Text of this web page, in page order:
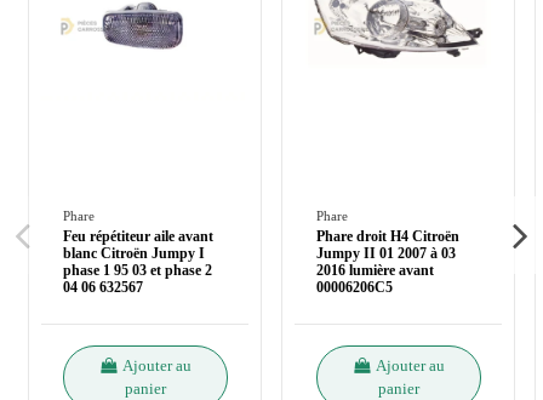
Phare
Feu répétiteur aile avant
blanc Citroën Jumpy I
phase 1 95 03 et phase 2
04 06 632567
Ajouter au
panier
Phare
Phare droit H4 Citroën
Jumpy II 01 2007 à 03
2016 lumière avant
00006206C5
Ajouter au
panier